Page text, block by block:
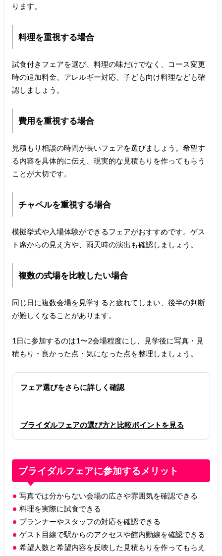
ります。
料理を重視する場合
試食付きフェアを選び、料理の味だけでなく、コース変更
時の追加料金、アレルギー対応、子ども向け料理なども確
認しましょう。
費用を重視する場合
見積もり相談の時間が長いフェアを選びましょう。希望す
る内容を具体的に伝え、現実的な見積もりを作ってもらう
ことが大切です。
チャペルを重視する場合
模擬挙式や入場体験ができるフェアがおすすめです。ゲス
ト席からの見え方や、雨天時の演出も確認しましょう。
複数の式場を比較したい場合
同じ日に複数会場を見学すると疲れてしまい、後半の判断
が難しくなることがあります。
1日に参加するのは1〜2会場程度にし、見学後に写真・見
積もり・良かった点・気になった点を整理しましょう。
フェア選びをさらに詳しく確認
ブライダルフェアの選び方と比較ポイントを見る
ブライダルフェアに参加するメリット
写真では分からない会場の広さや雰囲気を確認できる
料理を実際に試食できる
プランナーやスタッフの対応を確認できる
ゲスト目線で駅からのアクセスや館内動線を確認できる
希望人数と希望内容を反映した見積もりを作ってもらえ